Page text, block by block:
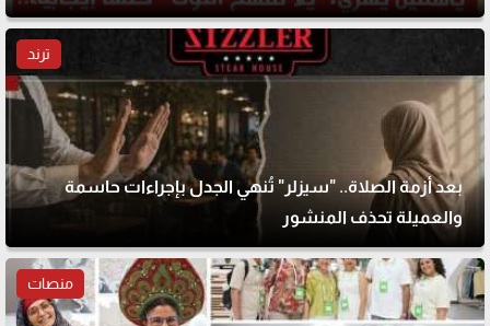
ترند
بعد أزمة الصلاة.. "سيزلر" تُنهي الجدل بإجراءات حاسمة
والعميلة تحذف المنشور
منصات